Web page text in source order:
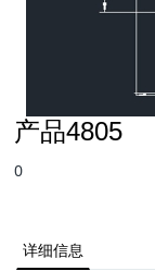
产品4805
0
详细信息